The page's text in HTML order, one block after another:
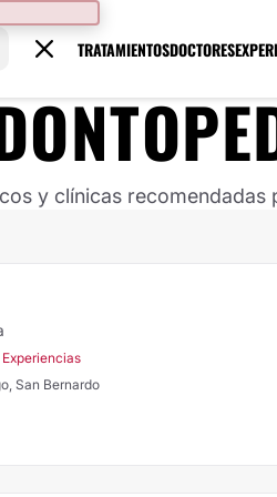
TRATAMIENTOSDOCTORES
y clínicas
Experiencias
San Bernardo